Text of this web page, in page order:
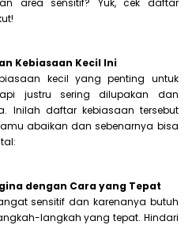
Kebiasaan Kecil Ini
kecil yang penting untuk
justru sering dilupakan dan
Inilah daftar kebiasaan tersebut
abaikan dan sebenarnya bisa
dengan Cara yang Tepat
sensitif dan karenanya butuh
langkah yang tepat. Hindari